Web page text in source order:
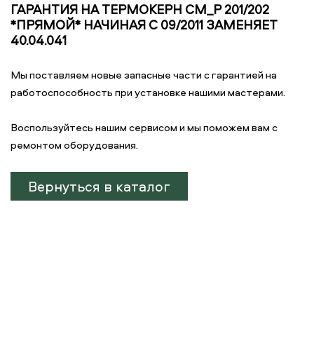
ГАРАНТИЯ НА ТЕРМОКЕРН CM_P 201/202
*ПРЯМОЙ* НАЧИНАЯ С 09/2011 ЗАМЕНЯЕТ
40.04.041
Мы поставляем новые запасные части с гарантией на
работоспособность при установке нашими мастерами.
Воспользуйтесь нашим сервисом и мы поможем вам с
ремонтом оборудования.
Вернуться в каталог